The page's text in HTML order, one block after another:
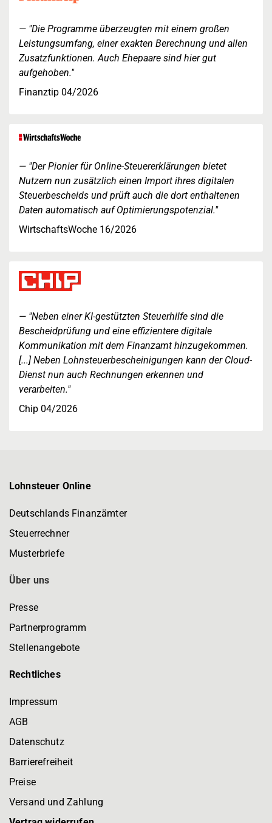
"Die Programme überzeugten mit einem großen
Leistungsumfang, einer exakten Berechnung und allen
Zusatzfunktionen. Auch Ehepaare sind hier gut
aufgehoben."
Finanztip 04/2026
"Der Pionier für Online-Steuererklärungen bietet
Nutzern nun zusätzlich einen Import ihres digitalen
Steuerbescheids und prüft auch die dort enthaltenen
Daten automatisch auf Optimierungspotenzial."
WirtschaftsWoche 16/2026
"Neben einer KI-gestützten Steuerhilfe sind die
Bescheidprüfung und eine effizientere digitale
Kommunikation mit dem Finanzamt hinzugekommen.
[...] Neben Lohnsteuerbescheinigungen kann der Cloud-
Dienst nun auch Rechnungen erkennen und
verarbeiten."
Chip 04/2026
Lohnsteuer Online
Deutschlands Finanzämter
Steuerrechner
Musterbriefe
Über uns
Presse
Partnerprogramm
Stellenangebote
Rechtliches
Impressum
AGB
Datenschutz
Barrierefreiheit
Preise
Versand und Zahlung